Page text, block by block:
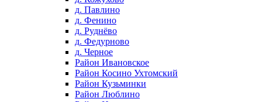
д. Павлино
д. Фенино
д. Руднёво
д. Федурново
д. Черное
Район Ивановское
Район Косино Ухтомский
Район Кузьминки
Район Люблино